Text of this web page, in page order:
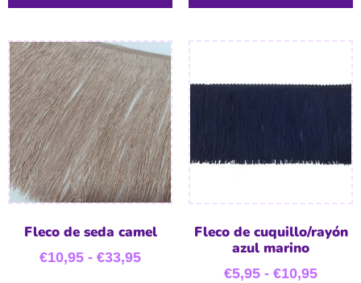
Fleco de seda camel
€10,95 - €33,95
Fleco de cuquillo/rayón
azul marino
€5,95 - €10,95